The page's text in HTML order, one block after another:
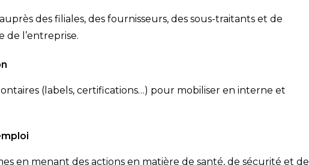
des filiales, des fournisseurs, des sous-traitants et de
de l’entreprise.
(labels, certifications…) pour mobiliser en interne et
en menant des actions en matière de santé, de sécurité et de